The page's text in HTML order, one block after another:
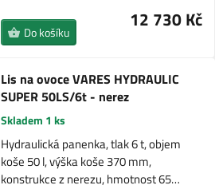
12 730 Kč
Do košíku
Lis na ovoce VARES HYDRAULIC
SUPER 50LS/6t - nerez
Skladem 1 ks
Hydraulická panenka, tlak 6 t, objem
koše 50 l, výška koše 370 mm,
konstrukce z nerezu, hmotnost 65…